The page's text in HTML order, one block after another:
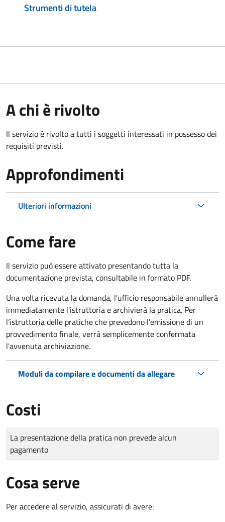
Strumenti di tutela
A chi è rivolto
Il servizio è rivolto a tutti i soggetti interessati in possesso dei
requisiti previsti.
Approfondimenti
Ulteriori informazioni
Come fare
Il servizio può essere attivato presentando tutta la
documentazione prevista, consultabile in formato PDF.
Una volta ricevuta la domanda, l'ufficio responsabile annullerà
immediatamente l'istruttoria e archivierà la pratica. Per
l’istruttoria delle pratiche che prevedono l'emissione di un
provvedimento finale, verrà semplicemente confermata
l'avvenuta archiviazione.
Moduli da compilare e documenti da allegare
Costi
Tipo di pagamento
Importo
La presentazione della pratica non prevede alcun
pagamento
Cosa serve
Per accedere al servizio, assicurati di avere: